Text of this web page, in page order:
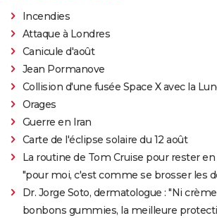
Incendies
Attaque à Londres
Canicule d'août
Jean Pormanove
Collision d'une fusée Space X avec la
Orages
Guerre en Iran
Carte de l'éclipse solaire du 12 août
La routine de Tom Cruise pour rester
"pour moi, c'est comme se brosser les
Dr. Jorge Soto, dermatologue : "Ni
bonbons gummies, la meilleure